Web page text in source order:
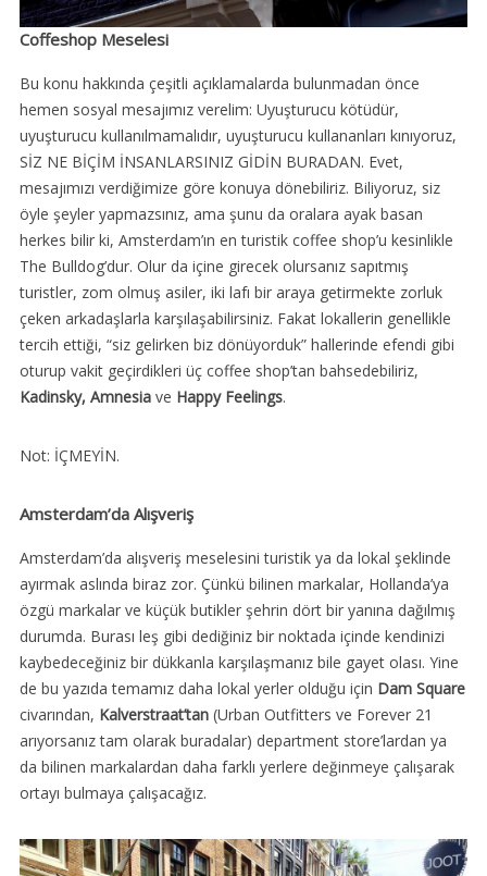
Coffeshop Meselesi
Bu konu hakkında çeşitli açıklamalarda bulunmadan önce
hemen sosyal mesajımız verelim: Uyuşturucu kötüdür,
uyuşturucu kullanılmamalıdır, uyuşturucu kullananları kınıyoruz,
SİZ NE BİÇİM İNSANLARSINIZ GİDİN BURADAN. Evet,
mesajımızı verdiğimize göre konuya dönebiliriz. Biliyoruz, siz
öyle şeyler yapmazsınız, ama şunu da oralara ayak basan
herkes bilir ki, Amsterdam’ın en turistik coffee shop’u kesinlikle
The Bulldog’dur. Olur da içine girecek olursanız sapıtmış
turistler, zom olmuş asiler, iki lafı bir araya getirmekte zorluk
çeken arkadaşlarla karşılaşabilirsiniz. Fakat lokallerin genellikle
tercih ettiği, “siz gelirken biz dönüyorduk” hallerinde efendi gibi
oturup vakit geçirdikleri üç coffee shop’tan bahsedebiliriz,
Kadinsky, Amnesiave Happy Feelings.
Not: İÇMEYİN.
Amsterdam’da Alışveriş
Amsterdam’da alışveriş meselesini turistik ya da lokal şeklinde
ayırmak aslında biraz zor. Çünkü bilinen markalar, Hollanda’ya
özgü markalar ve küçük butikler şehrin dört bir yanına dağılmış
durumda. Burası leş gibi dediğiniz bir noktada içinde kendinizi
kaybedeceğiniz bir dükkanla karşılaşmanız bile gayet olası. Yine
de bu yazıda temamız daha lokal yerler olduğu için Dam Square
civarından, Kalverstraat’tan(Urban Outfitters ve Forever 21
arıyorsanız tam olarak buradalar) department store’lardan ya
da bilinen markalardan daha farklı yerlere değinmeye çalışarak
ortayı bulmaya çalışacağız.